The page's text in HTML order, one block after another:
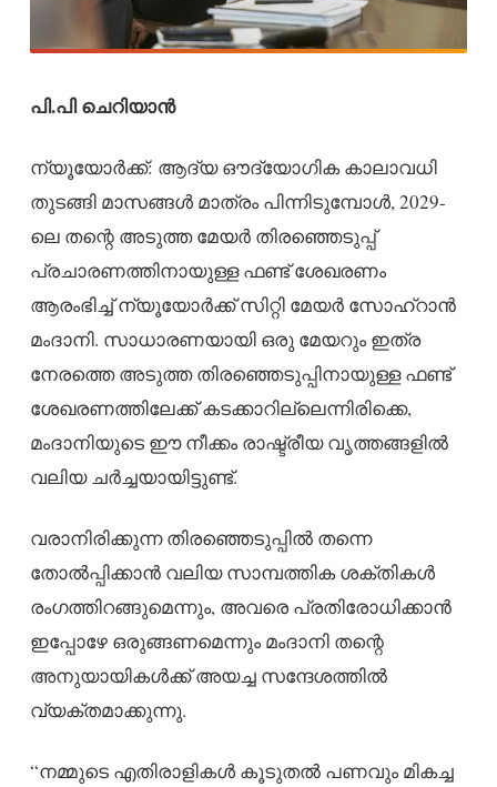
പി.പി ചെറിയാൻ
ന്യൂയോർക്ക്: ആദ്യ ഔദ്യോഗിക കാലാവധി
തുടങ്ങി മാസങ്ങൾ മാത്രം പിന്നിടുമ്പോൾ, 2029-
ലെ തന്റെ അടുത്ത മേയർ തിരഞ്ഞെടുപ്പ്
പ്രചാരണത്തിനായുള്ള ഫണ്ട് ശേഖരണം
ആരംഭിച്ച് ന്യൂയോർക്ക് സിറ്റി മേയർ സോഹ്‌റാൻ
മംദാനി. സാധാരണയായി ഒരു മേയറും ഇത്ര
നേരത്തെ അടുത്ത തിരഞ്ഞെടുപ്പിനായുള്ള ഫണ്ട്
ശേഖരണത്തിലേക്ക് കടക്കാറില്ലെന്നിരിക്കെ,
മംദാനിയുടെ ഈ നീക്കം രാഷ്ട്രീയ വൃത്തങ്ങളിൽ
വലിയ ചർച്ചയായിട്ടുണ്ട്.
വരാനിരിക്കുന്ന തിരഞ്ഞെടുപ്പിൽ തന്നെ
തോൽപ്പിക്കാൻ വലിയ സാമ്പത്തിക ശക്തികൾ
രംഗത്തിറങ്ങുമെന്നും, അവരെ പ്രതിരോധിക്കാൻ
ഇപ്പോഴേ ഒരുങ്ങണമെന്നും മംദാനി തന്റെ
അനുയായികൾക്ക് അയച്ച സന്ദേശത്തിൽ
വ്യക്തമാക്കുന്നു.
“നമ്മുടെ എതിരാളികൾ കൂടുതൽ പണവും മികച്ച